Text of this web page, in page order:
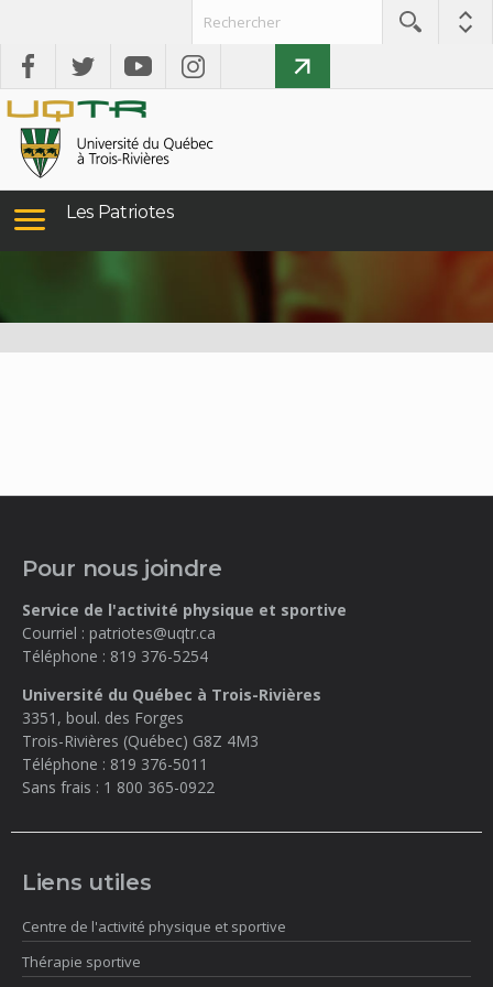
Les Patriotes
Pour nous joindre
Service de l'activité physique et sportive
Courriel : patriotes@uqtr.ca
Téléphone : 819 376-5254
Université du Québec à Trois-Rivières
3351, boul. des Forges
Trois-Rivières (Québec) G8Z 4M3
Téléphone : 819 376-5011
Sans frais : 1 800 365-0922
Liens utiles
Centre de l'activité physique et sportive
Thérapie sportive